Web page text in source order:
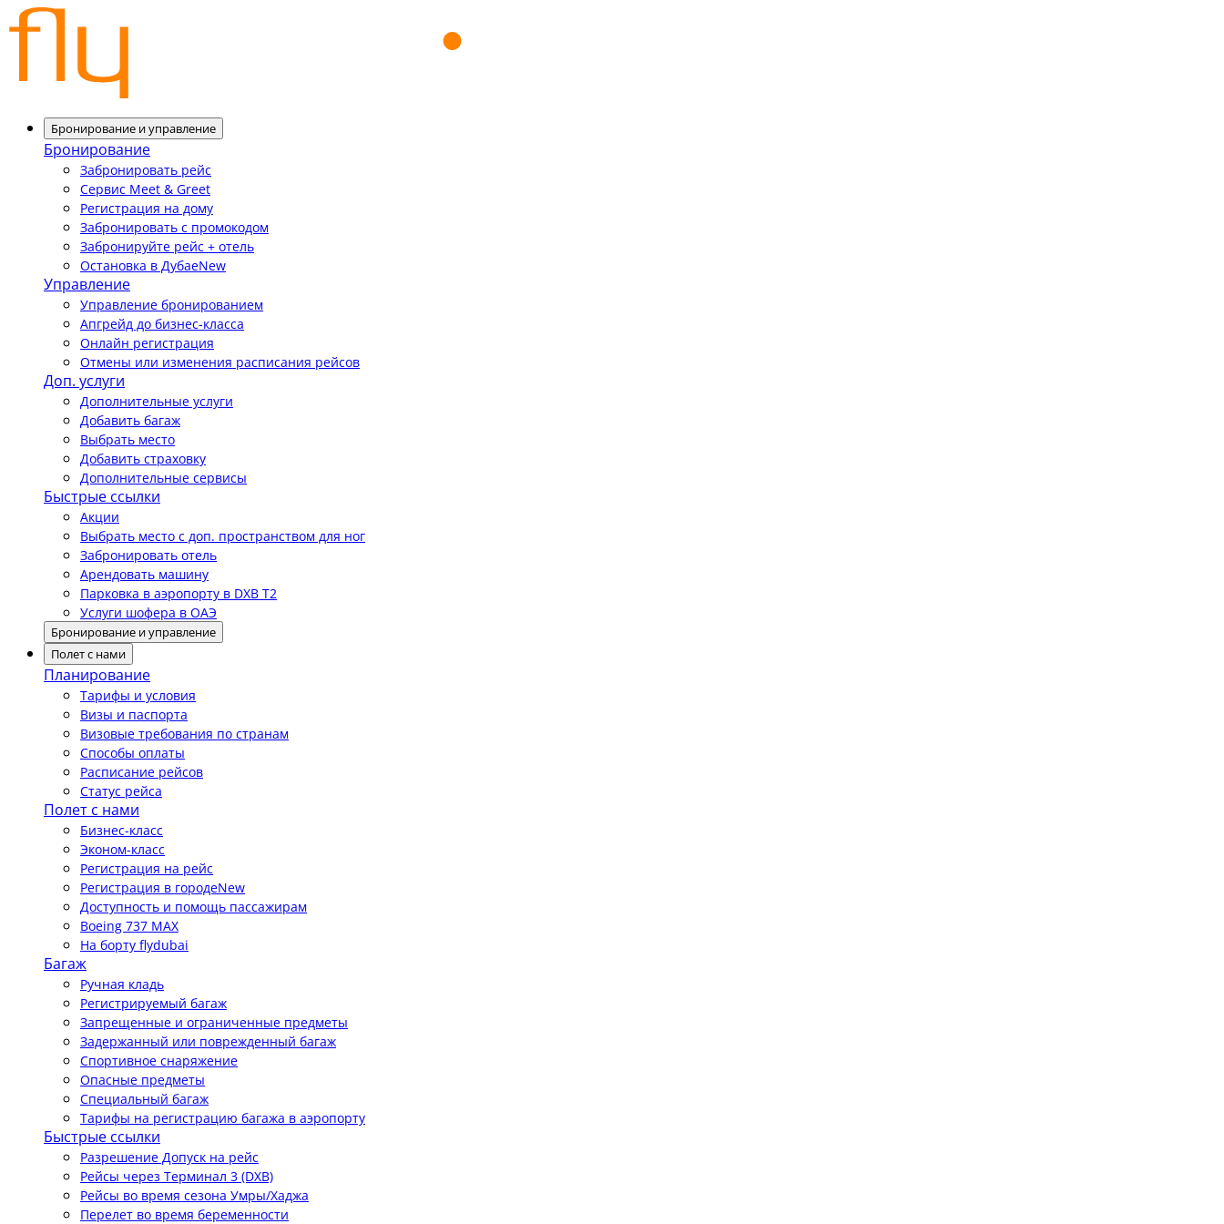
Бронирование и управление
Бронирование
Забронировать рейс
Сервис Meet & Greet
Регистрация на дому
Забронировать с промокодом
Забронируйте рейс + отель
Остановка в ДубаеNew
Управление
Управление бронированием
Апгрейд до бизнес-класса
Онлайн регистрация
Отмены или изменения расписания рейсов
Доп. услуги
Дополнительные услуги
Добавить багаж
Выбрать место
Добавить страховку
Дополнительные сервисы
Быстрые ссылки
Акции
Выбрать место с доп. пространством для ног
Забронировать отель
Арендовать машину
Парковка в аэропорту в DXB T2
Услуги шофера в ОАЭ
Бронирование и управление
Полет с нами
Планирование
Тарифы и условия
Визы и паспорта
Визовые требования по странам
Способы оплаты
Расписание рейсов
Статус рейса
Полет с нами
Бизнес-класс
Эконом-класс
Регистрация на рейс
Регистрация в городеNew
Доступность и помощь пассажирам
Boeing 737 MAX
На борту flydubai
Багаж
Ручная кладь
Регистрируемый багаж
Запрещенные и ограниченные предметы
Задержанный или поврежденный багаж
Спортивное снаряжение
Опасные предметы
Специальный багаж
Тарифы на регистрацию багажа в аэропорту
Быстрые ссылки
Разрешение Допуск на рейс
Рейсы через Терминал 3 (DXB)
Рейсы во время сезона Умры/Хаджа
Перелет во время беременности